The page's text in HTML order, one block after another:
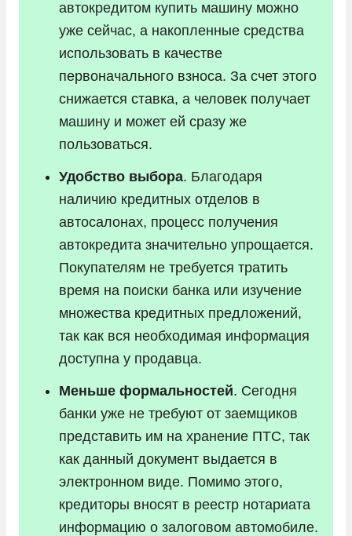
автокредитом купить машину можно
уже сейчас, а накопленные средства
использовать в качестве
первоначального взноса. За счет этого
снижается ставка, а человек получает
машину и может ей сразу же
пользоваться.
Удобство выбора. Благодаря
наличию кредитных отделов в
автосалонах, процесс получения
автокредита значительно упрощается.
Покупателям не требуется тратить
время на поиски банка или изучение
множества кредитных предложений,
так как вся необходимая информация
доступна у продавца.
Меньше формальностей. Сегодня
банки уже не требуют от заемщиков
представить им на хранение ПТС, так
как данный документ выдается в
электронном виде. Помимо этого,
кредиторы вносят в реестр нотариата
информацию о залоговом автомобиле.